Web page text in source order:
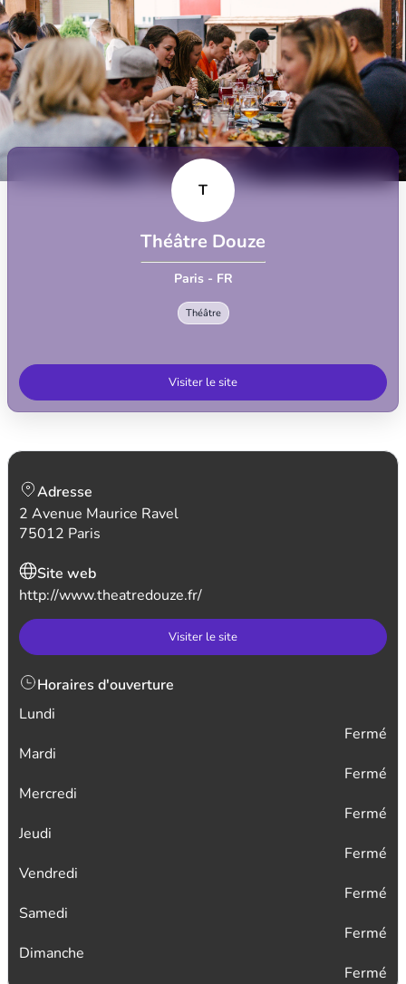
T
Théâtre Douze
Paris - FR
Théâtre
Visiter le site
Adresse
2 Avenue Maurice Ravel
75012 Paris
Site web
http://www.theatredouze.fr/
Visiter le site
Horaires d'ouverture
Lundi
Fermé
Mardi
Fermé
Mercredi
Fermé
Jeudi
Fermé
Vendredi
Fermé
Samedi
Fermé
Dimanche
Fermé